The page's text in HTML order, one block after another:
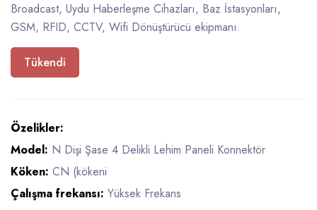
Broadcast, Uydu Haberleşme Cihazları, Baz İstasyonları,
GSM, RFID, CCTV, Wifi Dönüştürücü ekipmanı.
Tükendi
Özelikler:
Model: N Dişi Şase 4 Delikli Lehim Paneli Konnektör
Köken: CN (kökeni
Çalışma frekansı: Yüksek Frekans